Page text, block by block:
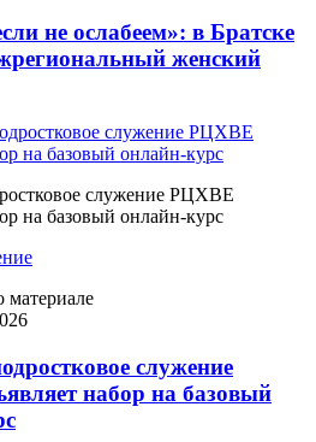
не ослабеем»: в Братске
женский
служение РЦХВЕ
на базовый онлайн-курс
служение
набор на базовый